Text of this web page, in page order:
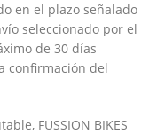
en el plazo señalado
seleccionado por el
de 30 días
confirmación del
FUSSION BIKES